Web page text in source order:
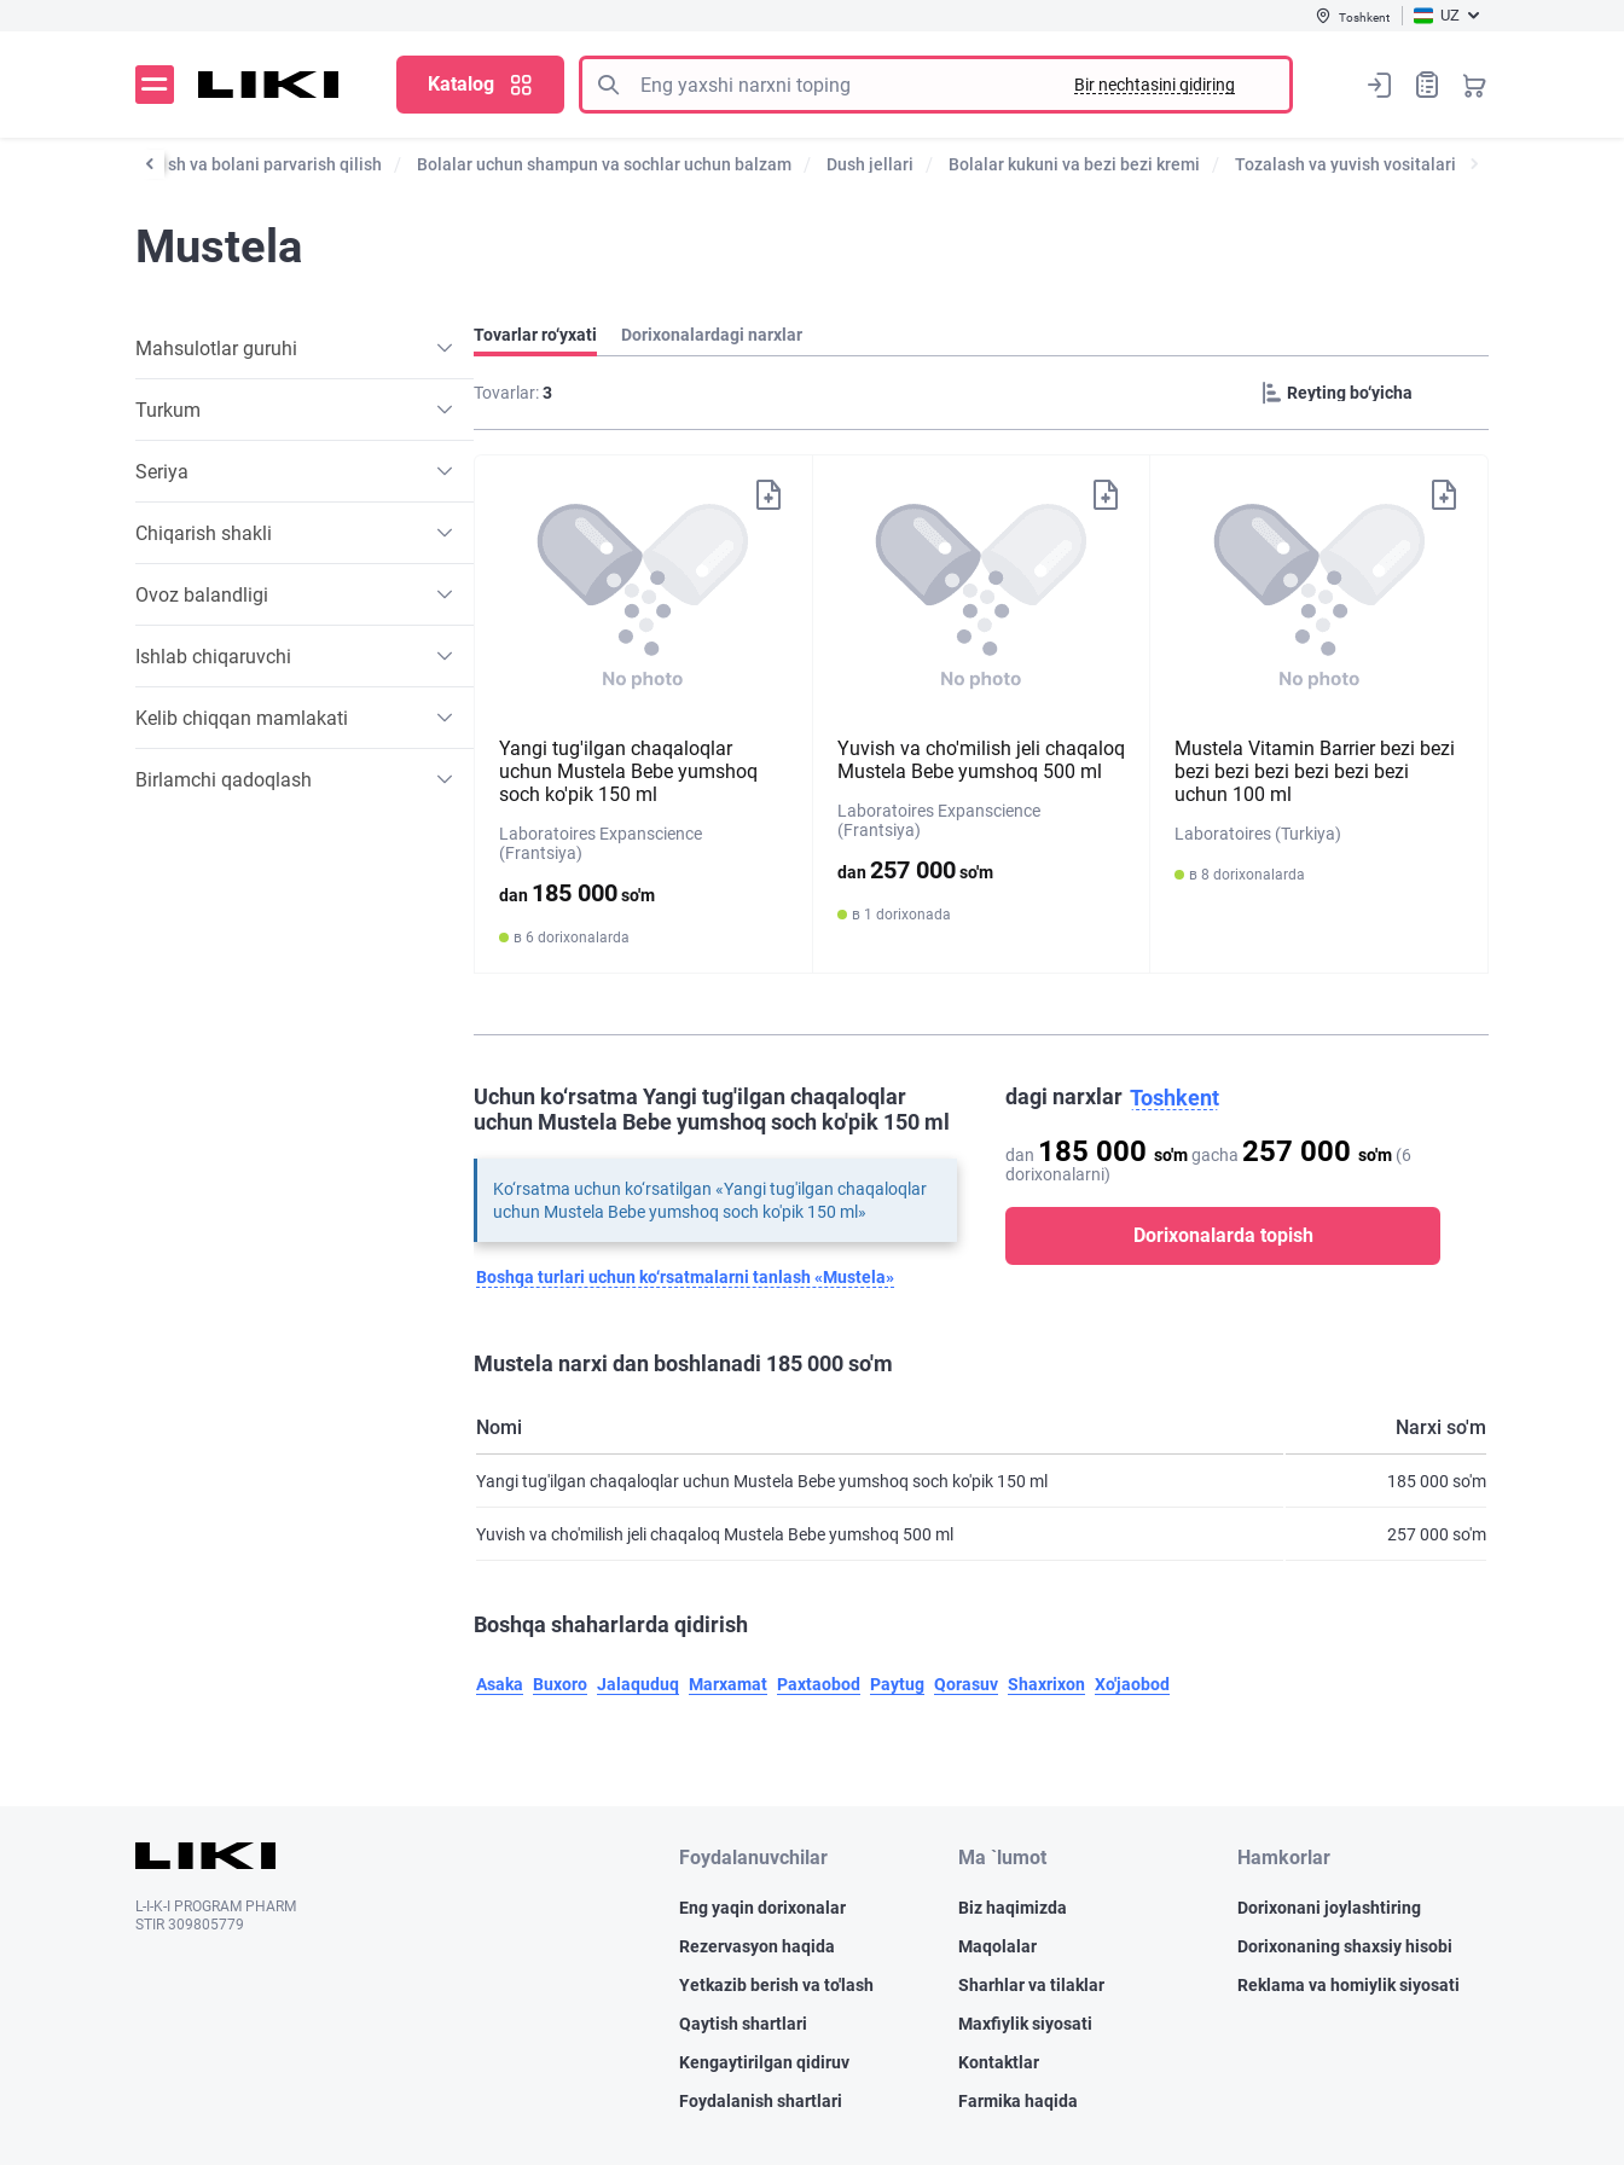
Toshkent UZ
Katalog Bir nechtasini qidiring
Cho'milish va bolani parvarish qilish Bolalar uchun shampun va sochlar uchun balzam Dush jellari Bolalar kukuni va bezi bezi kremi Tozalash va yuvish vositalari
Mustela
Mahsulotlar guruhi
Turkum
Seriya
Chiqarish shakli
Ovoz balandligi
Ishlab chiqaruvchi
Kelib chiqqan mamlakati
Birlamchi qadoqlash
Tovarlar ro‘yxati Dorixonalardagi narxlar
Tovarlar:3
Yangi tug'ilgan chaqaloqlar
uchun Mustela Bebe yumshoq
soch ko'pik 150 ml
Laboratoires Expanscience
(Frantsiya)
dan 185 000so'm
в 6 dorixonalarda
Yuvish va cho'milish jeli chaqaloq
Mustela Bebe yumshoq 500 ml
Laboratoires Expanscience
(Frantsiya)
dan257 000so'm
в 1 dorixonada
Mustela Vitamin Barrier bezi bezi
bezi bezi bezi bezi bezi bezi
uchun 100 ml
Laboratoires (Turkiya)
в 8 dorixonalarda
dagi narxlar Toshkent
dan 185 000 so'mgacha 257 000 so'm (6
dorixonalarni)
Dorixonalarda topish
Uchun ko‘rsatma Yangi tug'ilgan chaqaloqlar
uchun Mustela Bebe yumshoq soch ko'pik 150 ml
Ko‘rsatma uchun ko‘rsatilgan «Yangi tug'ilgan chaqaloqlar
uchun Mustela Bebe yumshoq soch ko'pik 150 ml»
Boshqa turlari uchun ko‘rsatmalarni tanlash «Mustela»
Mustela narxi dan boshlanadi 185 000 so'm
Nomi Narxi so'm
Yangi tug'ilgan chaqaloqlar uchun Mustela Bebe yumshoq soch ko'pik 150 ml 185 000 so'm
Yuvish va cho'milish jeli chaqaloq Mustela Bebe yumshoq 500 ml 257 000 so'm
Boshqa shaharlarda qidirish
Asaka Buxoro Jalaquduq Marxamat Paxtaobod Paytug Qorasuv Shaxrixon Xo'jaobod
L-I-K-I PROGRAM PHARM
STIR 309805779
Foydalanuvchilar
Eng yaqin dorixonalar
Rezervasyon haqida
Yetkazib berish va to'lash
Qaytish shartlari
Kengaytirilgan qidiruv
Foydalanish shartlari
Ma `lumot
Biz haqimizda
Maqolalar
Sharhlar va tilaklar
Maxfiylik siyosati
Kontaktlar
Farmika haqida
Hamkorlar
Dorixonani joylashtiring
Dorixonaning shaxsiy hisobi
Reklama va homiylik siyosati